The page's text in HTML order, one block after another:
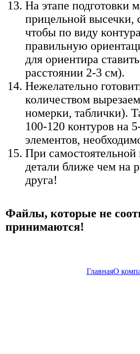
На этапе подготовки
прицельной высечки,
чтобы по виду
правильную
для ориентира
расстоянии 2-3 см).
Нежелательно
количеством
номерки, таблички).
100-120 контуров на
элементов,
При самостоятельной
детали ближе чем на
друга!
Файлы, которые не
принимаются!
ГлавнаяО